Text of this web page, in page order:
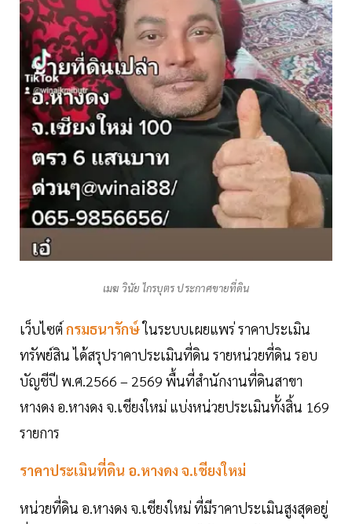
เมฆ วินัย ไกรบุตร ประกาศขายที่ดิน
เว็บไซต์ กรมธนารักษ์ในระบบเผยแพร่ ราคาประเมิน
ทรัพย์สิน ได้สรุปราคาประเมินที่ดิน รายหน่วยที่ดิน รอบ
บัญชีปี พ.ศ.2566 – 2569 พื้นที่สำนักงานที่ดินสาขา
หางดง อ.หางดง จ.เชียงใหม่ แบ่งหน่วยประเมินทั้งสิ้น 169
รายการ
ราคาประเมินที่ดิน อ.หางดง จ.เชียงใหม่
หน่วยที่ดิน อ.หางดง จ.เชียงใหม่ ที่มีราคาประเมินสูงสุดอยู่